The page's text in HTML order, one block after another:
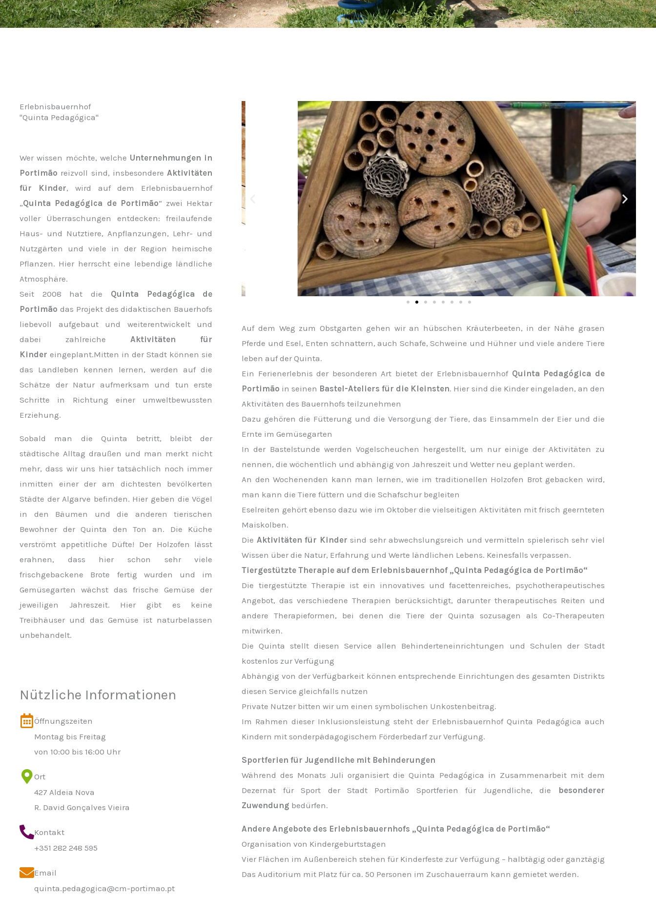
Erlebnisbauernhof
"Quinta Pedagógica"
Wer wissen möchte, welche Unternehmungen in
Portimão reizvoll sind, insbesondereAktivitäten
für Kinder, wird auf dem Erlebnisbauernhof
„Quinta Pedagógica de Portimão“ zwei Hektar
voller Überraschungen entdecken: freilaufende
Haus- und Nutztiere, Anpflanzungen, Lehr- und
Nutzgärten und viele in der Region heimische
Pflanzen. Hier herrscht eine lebendige ländliche
Atmosphäre.
Seit 2008 hat die Quinta Pedagógica de
Portimão das Projekt des didaktischen Bauerhofs
liebevoll aufgebaut und weiterentwickelt und
dabei zahlreicheAktivitäten für
Kinder eingeplant.Mitten in der Stadt können sie
das Landleben kennen lernen, werden auf die
Schätze der Natur aufmerksam und tun erste
Schritte in Richtung einer umweltbewussten
Erziehung.
Sobald man die Quinta betritt, bleibt der
städtische Alltag draußen und man merkt nicht
mehr, dass wir uns hier tatsächlich noch immer
inmitten einer der am dichtesten bevölkerten
Städte der Algarve befinden. Hier geben die Vögel
in den Bäumen und die anderen tierischen
Bewohner der Quinta den Ton an. Die Küche
verströmt appetitliche Düfte! Der Holzofen lässt
erahnen, dass hier schon sehr viele
frischgebackene Brote fertig wurden und im
Gemüsegarten wächst das frische Gemüse der
jeweiligen Jahreszeit. Hier gibt es keine
Treibhäuser und das Gemüse ist naturbelassen
unbehandelt.
Nützliche Informationen
Öffnungszeiten
Montag bis Freitag
von 10:00 bis 16:00 Uhr
Ort
427 Aldeia Nova
R. David Gonçalves Vieira
Kontakt
+351 282 248 595
Email
quinta.pedagogica@cm-portimao.pt
Auf dem Weg zum Obstgarten gehen wir an hübschen Kräuterbeeten, in der Nähe grasen
Pferde und Esel, Enten schnattern, auch Schafe, Schweine und Hühner und viele andere Tiere
leben auf der Quinta.
Ein Ferienerlebnis der besonderen Art bietet der Erlebnisbauernhof Quinta Pedagógica de
Portimão in seinen Bastel-Ateliers für die Kleinsten. Hier sind die Kinder eingeladen, an den
Aktivitäten des Bauernhofs teilzunehmen
Dazu gehören die Fütterung und die Versorgung der Tiere, das Einsammeln der Eier und die
Ernte im Gemüsegarten
In der Bastelstunde werden Vogelscheuchen hergestellt, um nur einige der Aktivitäten zu
nennen, die wöchentlich und abhängig von Jahreszeit und Wetter neu geplant werden.
An den Wochenenden kann man lernen, wie im traditionellen Holzofen Brot gebacken wird,
man kann die Tiere füttern und die Schafschur begleiten
Eselreiten gehört ebenso dazu wie im Oktober die vielseitigen Aktivitäten mit frisch geernteten
Maiskolben.
Die Aktivitäten für Kinder sind sehr abwechslungsreich und vermitteln spielerisch sehr viel
Wissen über die Natur, Erfahrung und Werte ländlichen Lebens. Keinesfalls verpassen.
Tiergestützte Therapie auf dem Erlebnisbauernhof „Quinta Pedagógica de Portimão“
Die tiergestützte Therapie ist ein innovatives und facettenreiches, psychotherapeutisches
Angebot, das verschiedene Therapien berücksichtigt, darunter therapeutisches Reiten und
andere Therapieformen, bei denen die Tiere der Quinta sozusagen als Co-Therapeuten
mitwirken.
Die Quinta stellt diesen Service allen Behinderteneinrichtungen und Schulen der Stadt
kostenlos zur Verfügung
Abhängig von der Verfügbarkeit können entsprechende Einrichtungen des gesamten Distrikts
diesen Service gleichfalls nutzen
Private Nutzer bitten wir um einen symbolischen Unkostenbeitrag.
Im Rahmen dieser Inklusionsleistung steht der Erlebnisbauernhof Quinta Pedagógica auch
Kindern mit sonderpädagogischem Förderbedarf zur Verfügung.
Sportferien für Jugendliche mit Behinderungen
Während des Monats Juli organisiert die Quinta Pedagógica in Zusammenarbeit mit dem
Dezernat für Sport der Stadt Portimão Sportferien für Jugendliche, die
besonderer
Zuwendung bedürfen.
Andere Angebote des Erlebnisbauernhofs „Quinta Pedagógica de Portimão“
Organisation von Kindergeburtstagen
Vier Flächen im Außenbereich stehen für Kinderfeste zur Verfügung – halbtägig oder ganztägig
Das Auditorium mit Platz für ca. 50 Personen im Zuschauerraum kann gemietet werden.